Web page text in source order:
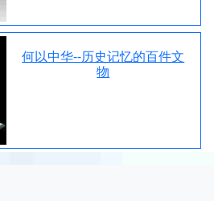
何以中华--历史记忆的百件文
物